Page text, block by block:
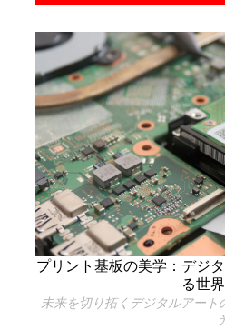
プリント基板の美学：デジ
る世界
未来を切り拓くデジタルアート